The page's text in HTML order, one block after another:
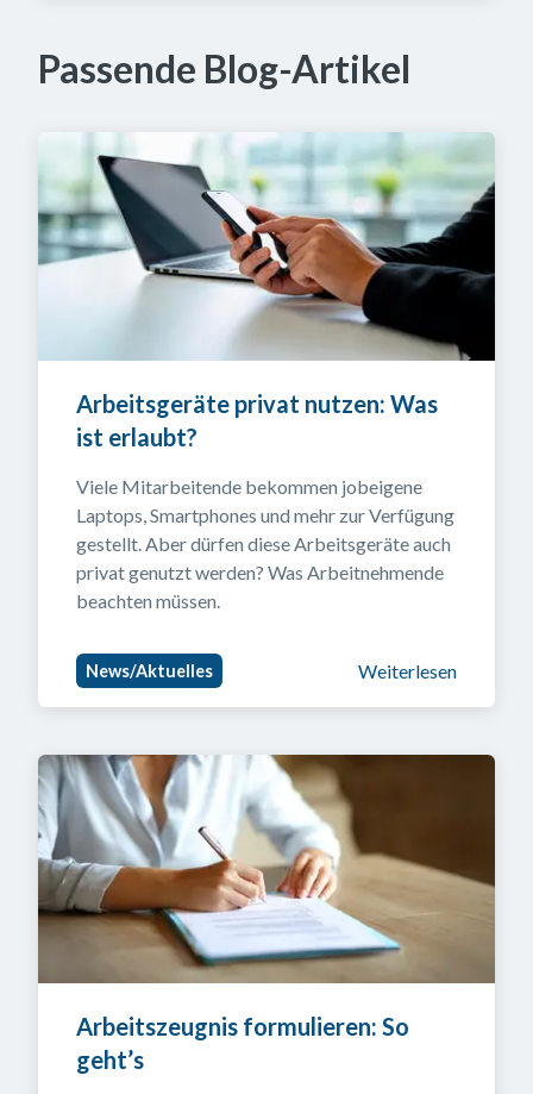
Passende Blog-Artikel
Arbeitsgeräte privat nutzen: Was
ist erlaubt?
Viele Mitarbeitende bekommen jobeigene
Laptops, Smartphones und mehr zur Verfügung
gestellt. Aber dürfen diese Arbeitsgeräte auch
privat genutzt werden? Was Arbeitnehmende
beachten müssen.
News/Aktuelles Weiterlesen
Arbeitszeugnis formulieren: So
geht’s